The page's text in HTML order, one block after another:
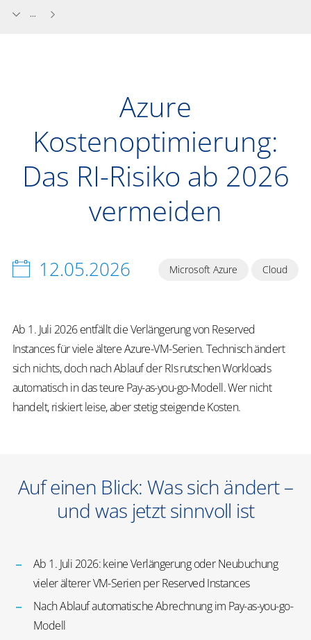
...
Azure
Kostenoptimierung:
Das RI-Risiko ab 2026
vermeiden
12.05.2026 Microsoft Azure Cloud
Ab 1. Juli 2026 entfällt die Verlängerung von Reserved
Instances für viele ältere Azure-VM-Serien. Technisch ändert
sich nichts, doch nach Ablauf der RIs rutschen Workloads
automatisch in das teure Pay-as-you-go-Modell. Wer nicht
handelt, riskiert leise, aber stetig steigende Kosten.
Auf einen Blick: Was sich ändert –
und was jetzt sinnvoll ist
Ab 1. Juli 2026: keine Verlängerung oder Neubuchung
vieler älterer VM-Serien per Reserved Instances
Nach Ablauf automatische Abrechnung im Pay-as-you-go-
Modell